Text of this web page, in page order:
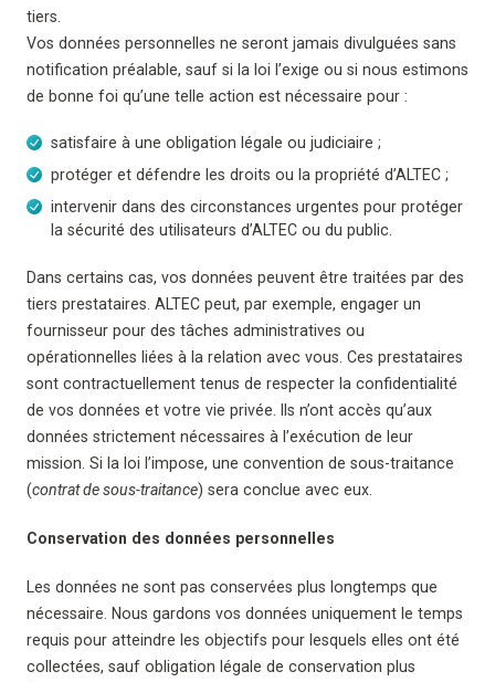
tiers.
Vos données personnelles ne seront jamais divulguées sans
notification préalable, sauf si la loi l’exige ou si nous estimons
de bonne foi qu’une telle action est nécessaire pour :
satisfaire à une obligation légale ou judiciaire ;
protéger et défendre les droits ou la propriété d’ALTEC ;
intervenir dans des circonstances urgentes pour protéger
la sécurité des utilisateurs d’ALTEC ou du public.
Dans certains cas, vos données peuvent être traitées par des
tiers prestataires. ALTEC peut, par exemple, engager un
fournisseur pour des tâches administratives ou
opérationnelles liées à la relation avec vous. Ces prestataires
sont contractuellement tenus de respecter la confidentialité
de vos données et votre vie privée. Ils n’ont accès qu’aux
données strictement nécessaires à l’exécution de leur
mission. Si la loi l’impose, une convention de sous-traitance
(contrat de sous-traitance) sera conclue avec eux.
Conservation des données personnelles
Les données ne sont pas conservées plus longtemps que
nécessaire. Nous gardons vos données uniquement le temps
requis pour atteindre les objectifs pour lesquels elles ont été
collectées, sauf obligation légale de conservation plus